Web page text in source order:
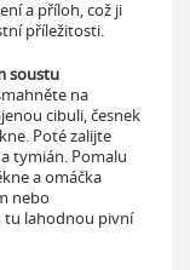
a příloh, což ji
příležitosti.
soustu
na
cibuli, česnek
Poté zalijte
tymián. Pomalu
a omáčka
nebo
tu lahodnou pivní